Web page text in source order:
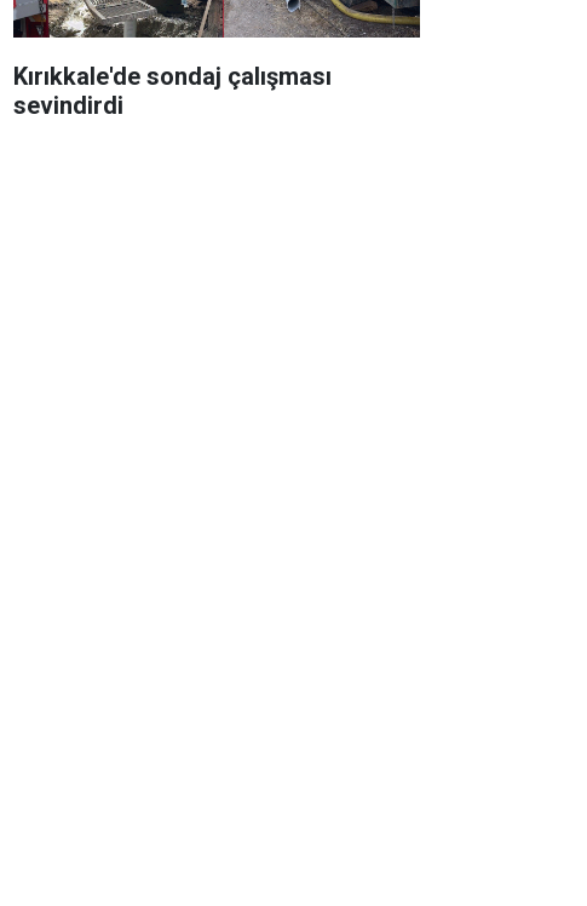
Kırıkkale'de sondaj çalışması
sevindirdi